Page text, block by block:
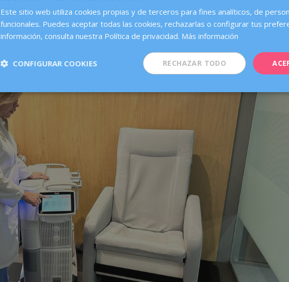
Este sitio web utiliza cookies propias y de terceros para fines analíticos, de
funcionales. Puedes aceptar todas las cookies, rechazarlas o configurar tus
información, consulta nuestra Política de privacidad. Más información
RECHAZAR TODO
CONFIGURAR COOKIES